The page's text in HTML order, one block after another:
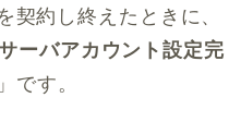
契約し終えたときに、
ーバアカウント設定完
」です。